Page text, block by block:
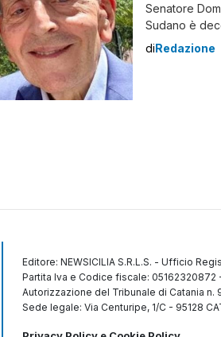
Senatore
Sudano è
carriera
di Redazione
Editore: NEWSICILIA S.R.L.S. - Ufficio
Partita Iva e Codice fiscale: 05162320872
Autorizzazione del Tribunale di Catania n.
Sede legale: Via Centuripe, 1/C - 95128